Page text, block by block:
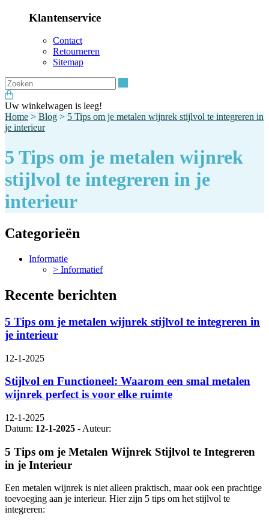
Klantenservice
Contact
Retourneren
Sitemap
Uw winkelwagen is leeg!
Home > Blog > 5 Tips om je metalen wijnrek stijlvol te integreren in
je interieur
5 Tips om je metalen wijnrek
stijlvol te integreren in je
interieur
Categorieën
Informatie
> Informatief
Recente berichten
5 Tips om je metalen wijnrek stijlvol te integreren in
je interieur
12-1-2025
Stijlvol en Functioneel: Waarom een smal metalen
wijnrek perfect is voor elke ruimte
12-1-2025
Datum: 12-1-2025 - Auteur:
5 Tips om je Metalen Wijnrek Stijlvol te Integreren
in je Interieur
Een metalen wijnrek is niet alleen praktisch, maar ook een prachtige
toevoeging aan je interieur. Hier zijn 5 tips om het stijlvol te
integreren: